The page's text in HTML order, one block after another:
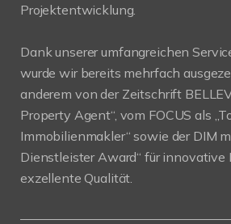
Projektentwicklung.
Dank unserer umfangreichen
wurde wir bereits mehrfach
anderem von der Zeitschrift
Property Agent“, vom FOCUS als
Immobilienmakler“ sowie der DIM
Dienstleister Award“ für innovative
exzellente Qualität.